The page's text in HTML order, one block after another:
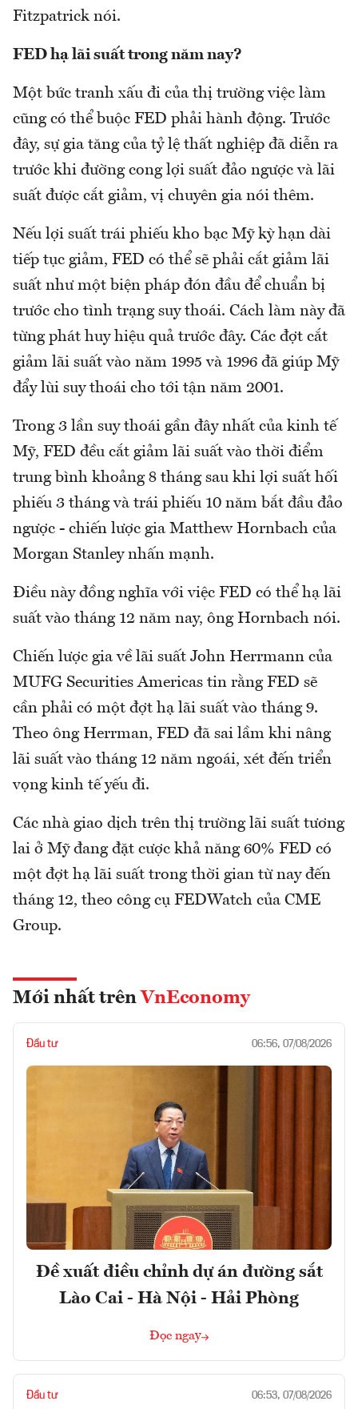
Fitzpatrick nói.
FED hạ lãi suất trong năm nay?
Một bức tranh xấu đi của thị trường việc làm
cũng có thể buộc FED phải hành động. Trước
đây, sự gia tăng của tỷ lệ thất nghiệp đã diễn ra
trước khi đường cong lợi suất đảo ngược và lãi
suất được cắt giảm, vị chuyên gia nói thêm.
Nếu lợi suất trái phiếu kho bạc Mỹ kỳ hạn dài
tiếp tục giảm, FED có thể sẽ phải cắt giảm lãi
suất như một biện pháp đón đầu để chuẩn bị
trước cho tình trạng suy thoái. Cách làm này đã
từng phát huy hiệu quả trước đây. Các đợt cắt
giảm lãi suất vào năm 1995 và 1996 đã giúp Mỹ
đẩy lùi suy thoái cho tới tận năm 2001.
Trong 3 lần suy thoái gần đây nhất của kinh tế
Mỹ, FED đều cắt giảm lãi suất vào thời điểm
trung bình khoảng 8 tháng sau khi lợi suất hối
phiếu 3 tháng và trái phiếu 10 năm bắt đầu đảo
ngược - chiến lược gia Matthew Hornbach của
Morgan Stanley nhấn mạnh.
Điều này đồng nghĩa với việc FED có thể hạ lãi
suất vào tháng 12 năm nay, ông Hornbach nói.
Chiến lược gia về lãi suất John Herrmann của
MUFG Securities Americas tin rằng FED sẽ
cần phải có một đợt hạ lãi suất vào tháng 9.
Theo ông Herrman, FED đã sai lầm khi nâng
lãi suất vào tháng 12 năm ngoái, xét đến triển
vọng kinh tế yếu đi.
Các nhà giao dịch trên thị trường lãi suất tương
lai ở Mỹ đang đặt cược khả năng 60% FED có
một đợt hạ lãi suất trong thời gian từ nay đến
tháng 12, theo công cụ FEDWatch của CME
Group.
Mới nhất trên VnEconomy
Đầu tư 06:56, 07/08/2026
Đề xuất điều chỉnh dự án đường sắt
Lào Cai - Hà Nội - Hải Phòng
Đọc ngay
Đầu tư 06:53, 07/08/2026